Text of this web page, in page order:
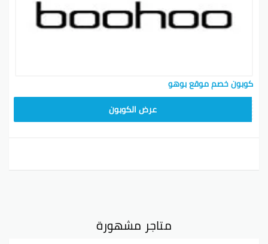
كوبون خصم موقع بوهو
عرض الكوبون
متاجر مشهورة